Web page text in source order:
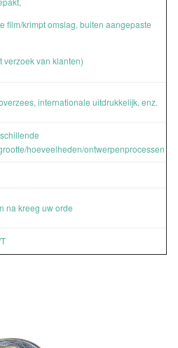
film/krimpt omslag, buiten aangepaste
verzoek van klanten)
internationale uitdrukkelijk, enz.
hoeveelheden/ontwerpenprocessen
na kreeg uw orde